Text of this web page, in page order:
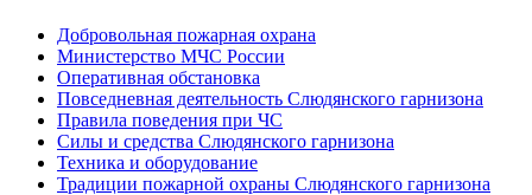
Добровольная пожарная охрана
Министерство МЧС России
Оперативная обстановка
Повседневная деятельность Слюдянского гарнизона
Правила поведения при ЧС
Силы и средства Слюдянского гарнизона
Техника и оборудование
Традиции пожарной охраны Слюдянского гарнизона